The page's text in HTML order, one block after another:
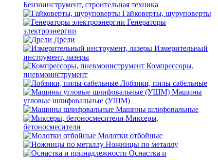
Бензоинструмент, строительная техника
Гайковерты, шуруповерты
Генераторы
электроэнергии
Дрели
Измерительный
инструмент, лазеры
Компрессоры,
пневмоинструмент
Лобзики, пилы сабельные
Машины
угловые шлифовальные (УШМ)
Машины шлифовальные
Миксеры,
бетоносмесители
Молотки отбойные
Ножницы по металлу
Оснастка и